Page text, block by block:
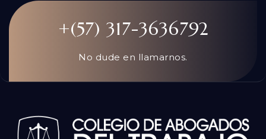
+(57) 317-3636792
No dude en llamarnos.